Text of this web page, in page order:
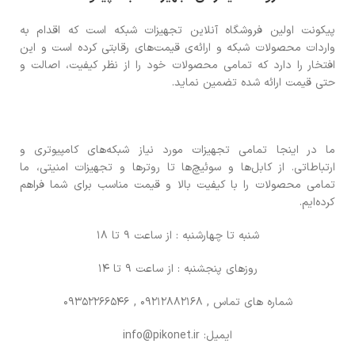
پیکونت اولین فروشگاه آنلاین تجهیزات شبکه است که اقدام به
واردات محصولات شبکه و ارائه‌ی قیمت‌های رقابتی کرده است و این
افتخار را دارد که تمامی محصولات خود را از نظر کیفیت، اصالت و
حتی قیمت ارائه شده تضمین نماید.
ما در اینجا تمامی تجهیزات مورد نیاز شبکه‌های کامپیوتری و
ارتباطاتی. از کابل‌ها و سوئیچ‌ها تا روترها و تجهیزات امنیتی، ما
تمامی محصولات را با کیفیت بالا و قیمت مناسب برای شما فراهم
کرده‌ایم.
شنبه تا چهارشنبه : از ساعت 9 تا 18
روزهای پنجشنبه : از ساعت 9 تا 14
شماره های تماس , 09212882168 , 09352266546
ایمیل: info@pikonet.ir